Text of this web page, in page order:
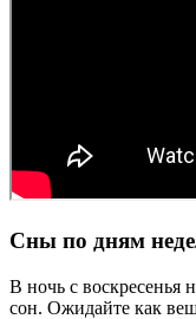
Сны по дням
В ночь с воскресенья
сон. Ожидайте как